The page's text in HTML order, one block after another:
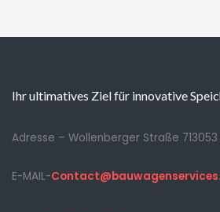
Ihr ultimatives Ziel für innovative
Adresse – Wollenberger Straße 713053
E-MAIL-